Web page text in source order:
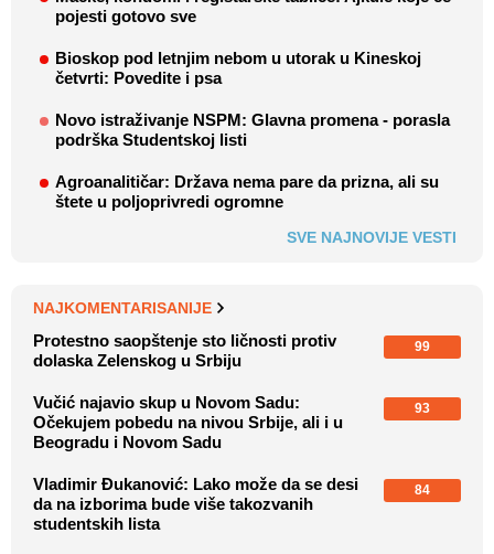
pojesti gotovo sve
Bioskop pod letnjim nebom u utorak u Kineskoj
četvrti: Povedite i psa
Novo istraživanje NSPM: Glavna promena - porasla
podrška Studentskoj listi
Agroanalitičar: Država nema pare da prizna, ali su
štete u poljoprivredi ogromne
SVE NAJNOVIJE VESTI
NAJKOMENTARISANIJE
Protestno saopštenje sto ličnosti protiv
dolaska Zelenskog u Srbiju
99
Vučić najavio skup u Novom Sadu:
Očekujem pobedu na nivou Srbije, ali i u
Beogradu i Novom Sadu
93
Vladimir Đukanović: Lako može da se desi
da na izborima bude više takozvanih
studentskih lista
84